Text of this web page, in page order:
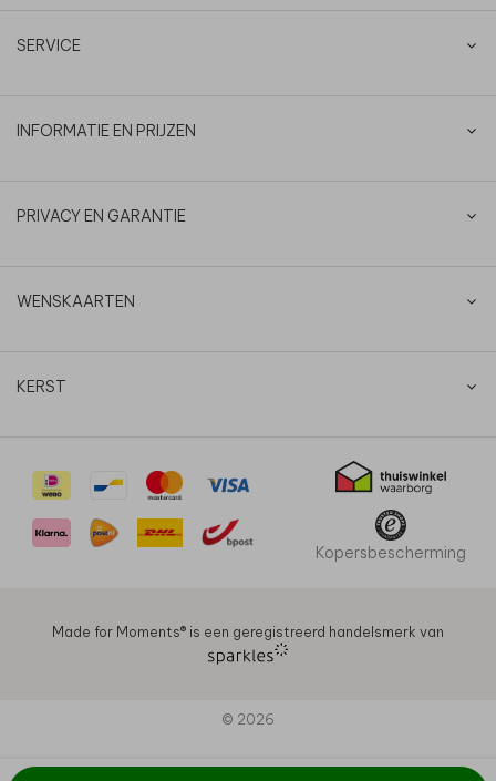
SERVICE
INFORMATIE EN PRIJZEN
PRIVACY EN GARANTIE
WENSKAARTEN
KERST
Kopersbescherming
Made for Moments®️ is een geregistreerd handelsmerk van
© 2026